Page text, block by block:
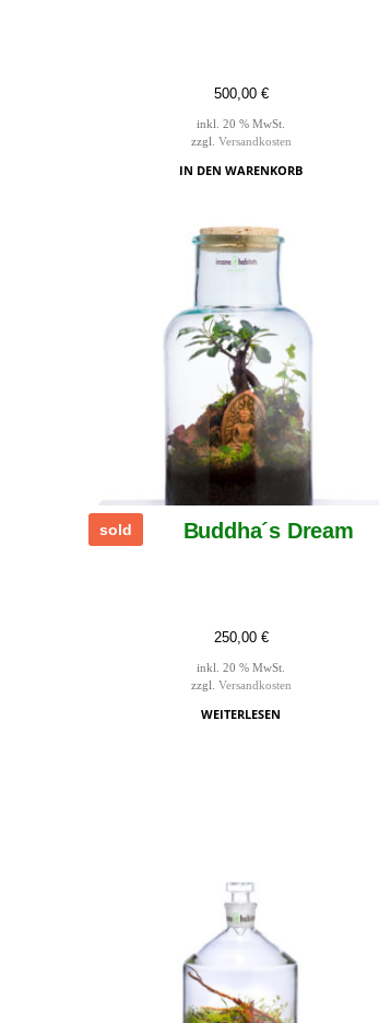
500,00 €
inkl. 20 % MwSt.
zzgl. Versandkosten
IN DEN WARENKORB
sold Buddha´s Dream
250,00 €
inkl. 20 % MwSt.
zzgl. Versandkosten
WEITERLESEN